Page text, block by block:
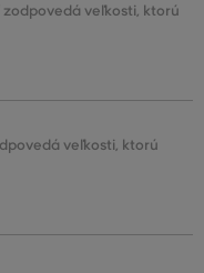
zodpovedá veľkosti, ktorú
veľkosti, ktorú